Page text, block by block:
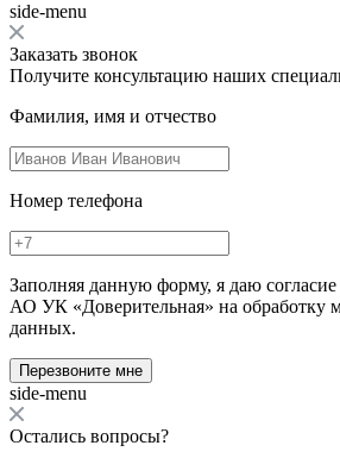
side-menu
Заказать звонок
Получите консультацию наших
Фамилия, имя и отчество
Номер телефона
Заполняя данную форму, я даю согласие
АО УК «Доверительная» на обработку
данных.
Перезвоните мне
side-menu
Остались вопросы?